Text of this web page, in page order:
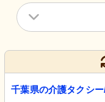
千葉県の介護タクシ